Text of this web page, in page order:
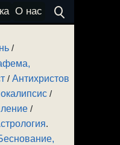
О нас
/
/Антихристов
/
/
.